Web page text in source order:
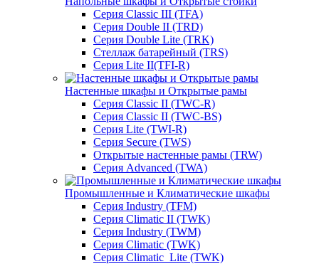
Серия Classic III (TFA)
Серия Double II (TRD)
Серия Double Lite (TRK)
Стеллаж батарейный (TRS)
Серия Lite II(TFI-R)
Настенные шкафы и Открытые рамы
Серия Classic II (TWC-R)
Серия Classic II (TWC-BS)
Серия Lite (TWI-R)
Серия Secure (TWS)
Открытые настенные рамы (TRW)
Серия Advanced (TWA)
Промышленные и Климатические шкафы
Серия Industry (TFM)
Серия Climatic II (TWK)
Серия Industry (TWM)
Серия Climatic (TWK)
Серия Climatic_Lite (TWK)